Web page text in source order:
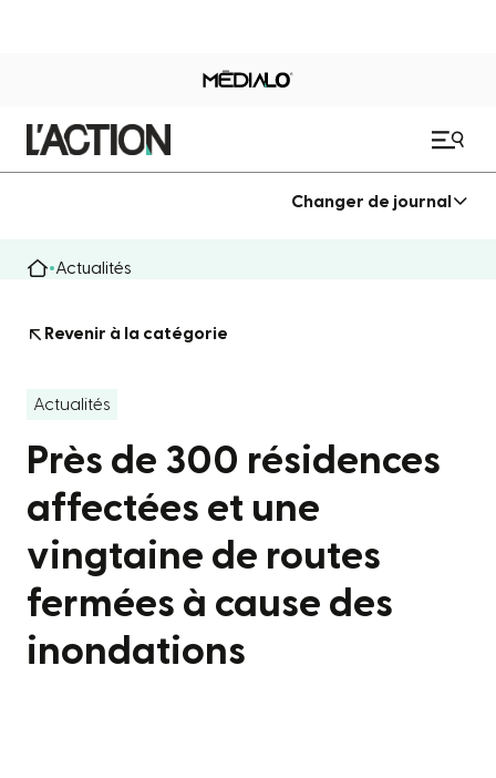
Changer de journal
Actualités
Revenir à la catégorie
Actualités
Près de 300 résidences
affectées et une
vingtaine de routes
fermées à cause des
inondations